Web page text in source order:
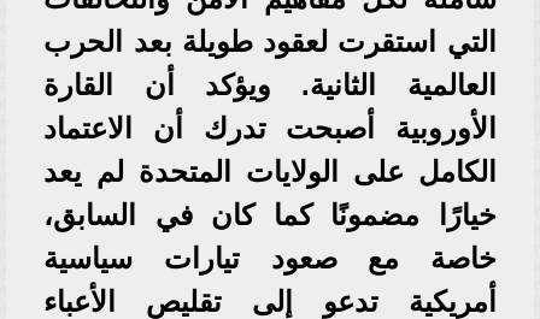
التي استقرت لعقود طويلة بعد الحرب
العالمية الثانية. ويؤكد أن القارة
الأوروبية أصبحت تدرك أن الاعتماد
الكامل على الولايات المتحدة لم يعد
خيارًا مضمونًا كما كان في السابق،
خاصة مع صعود تيارات سياسية
أمريكية تدعو إلى تقليص الأعباء